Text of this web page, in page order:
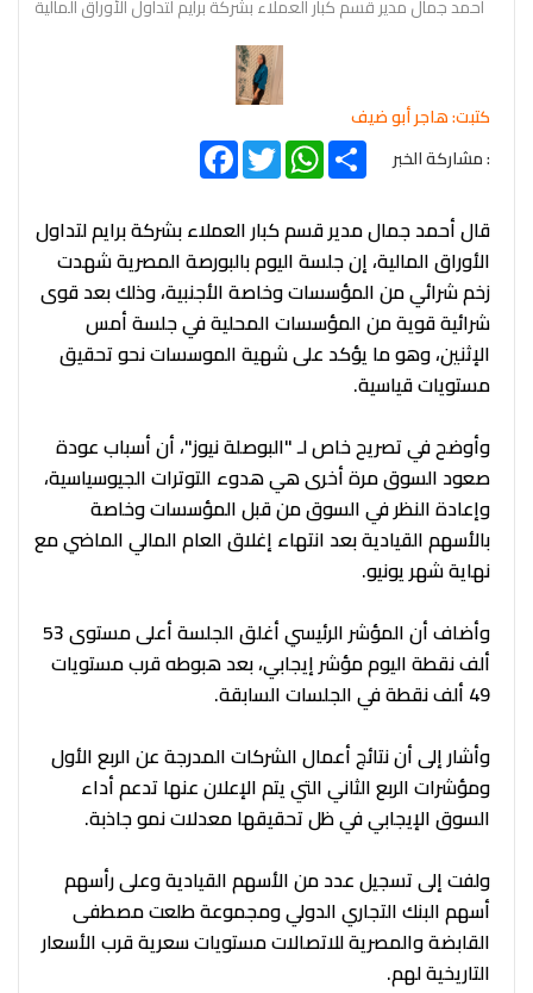
أحمد جمال مدير قسم كبار العملاء بشركة برايم لتداول الأوراق المالية
كتبت: هاجر أبو ضيف
: مشاركة الخبر
FacebookTwitter
WhatsAppShare
قال أحمد جمال مدير قسم كبار العملاء بشركة برايم لتداول
الأوراق المالية، إن جلسة اليوم بالبورصة المصرية شهدت
زخم شرائي من المؤسسات وخاصة الأجنبية، وذلك بعد قوى
شرائية قوية من المؤسسات المحلية في جلسة أمس
الإثنين، وهو ما يؤكد على شهية الموسسات نحو تحقيق
مستويات قياسية.
وأوضح في تصريح خاص لـ "البوصلة نيوز"، أن أسباب عودة
صعود السوق مرة أخرى هي هدوء التوترات الجيوسياسية،
وإعادة النظر في السوق من قبل المؤسسات وخاصة
بالأسهم القيادية بعد انتهاء إغلاق العام المالي الماضي مع
نهاية شهر يونيو.
وأضاف أن المؤشر الرئيسي أغلق الجلسة أعلى مستوى 53
ألف نقطة اليوم مؤشر إيجابي، بعد هبوطه قرب مستويات
49 ألف نقطة في الجلسات السابقة.
وأشار إلى أن نتائج أعمال الشركات المدرجة عن الربع الأول
ومؤشرات الربع الثاني التي يتم الإعلان عنها تدعم أداء
السوق الإيجابي في ظل تحقيقها معدلات نمو جاذبة.
ولفت إلى تسجيل عدد من الأسهم القيادية وعلى رأسهم
أسهم البنك التجاري الدولي ومجموعة طلعت مصطفى
القابضة والمصرية للاتصالات مستويات سعرية قرب الأسعار
التاريخية لهم.